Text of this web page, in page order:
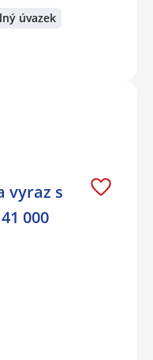
úvazek
vyraz s
000